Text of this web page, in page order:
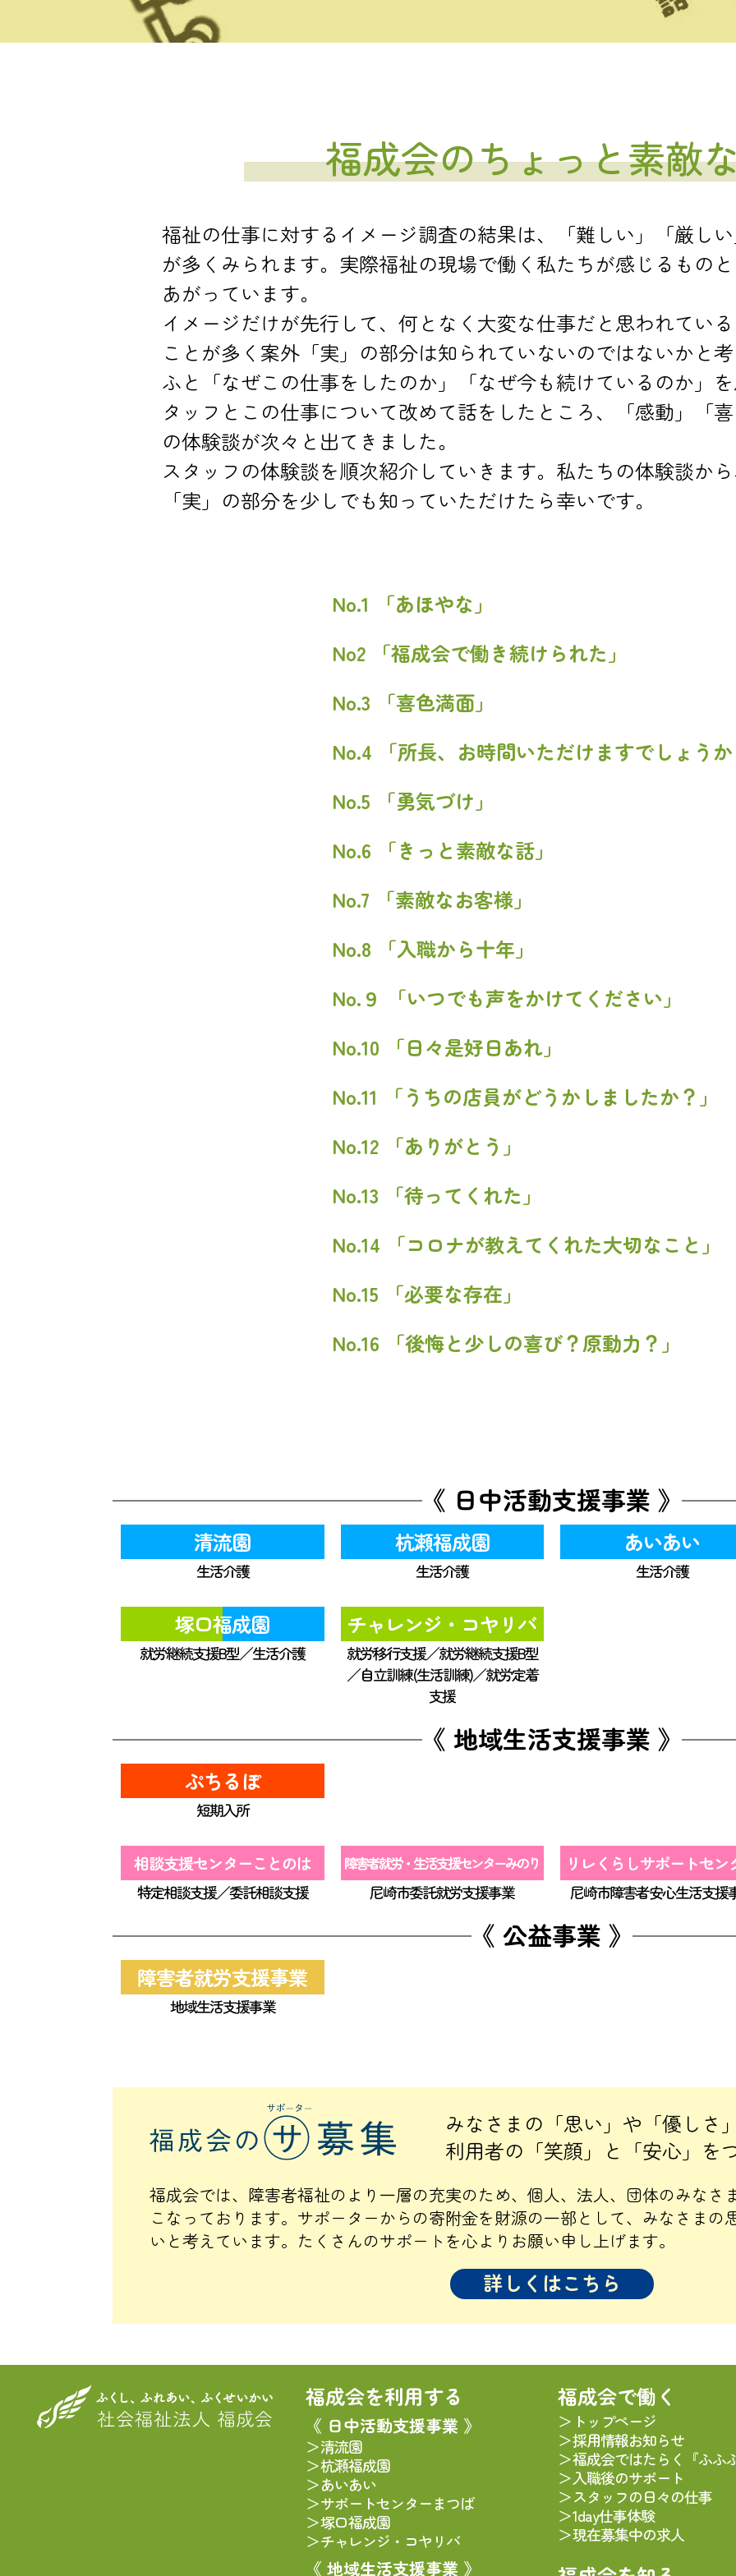
福成会のちょっと素敵
福祉の仕事に対するイメージ調査の結果は、「難しい」「厳し
が多くみられます。実際福祉の現場で働く私たちが感じるもの
あがっています。
イメージだけが先行して、何となく大変な仕事だと思われてい
ことが多く案外「実」の部分は知られていないのではないかと
ふと「なぜこの仕事をしたのか」「なぜ今も続けているのか」
タッフとこの仕事について改めて話をしたところ、「感動」「
の体験談が次々と出てきました。
スタッフの体験談を順次紹介していきます。私たちの体験談か
「実」の部分を少しでも知っていただけたら幸いです。
No.1 「あほやな」
No2 「福成会で働き続けられた」
No.3 「喜色満面」
No.4 「所長、お時間いただけますでしょう
No.5 「勇気づけ」
No.6 「きっと素敵な話」
No.7 「素敵なお客様」
No.8 「入職から十年」
No.９ 「いつでも声をかけてください」
No.10 「日々是好日あれ」
No.11 「うちの店員がどうかしましたか？」
No.12 「ありがとう」
No.13 「待ってくれた」
No.14 「コロナが教えてくれた大切なこと」
No.15 「必要な存在」
No.16 「後悔と少しの喜び？原動力？」
《 日中活動支援事業 》
清流園
生活介護
杭瀬福成園
生活介護
あいあい
生活介護
塚口福成園
就労継続支援B型／生活介護
チャレンジ・コヤリバ
就労移行支援／就労継続支援B型
／自立訓練(生活訓練)／就労定着
支援
《 地域生活支援事業 》
ぷちるぽ
短期入所
相談支援センターことのは
特定相談支援／委託相談支援
障害者就労・生活支援センターみのり
尼崎市委託就労支援事業
リレくらしサポートセン
尼崎市障害者安心生活支援
《 公益事業 》
障害者就労支援事業
地域生活支援事業
みなさまの「思い」や「優しさ
利用者の「笑顔」と「安心」を
福成会では、障害者福祉のより一層の充実のため、個人、法人、団体のみなさ
こなっております。サポーターからの寄附金を財源の一部として、みなさまの
いと考えています。たくさんのサポートを心よりお願い申し上げます。
詳しくはこちら
福成会を利用する
《 日中活動支援事業 》
清流園
杭瀬福成園
あいあい
サポートセンターまつば
塚口福成園
チャレンジ・コヤリバ
《 地域生活支援事業 》
福成会で働く
トップページ
採用情報お知らせ
福成会ではたらく『ふふ
入職後のサポート
スタッフの日々の仕事
1day仕事体験
現在募集中の求人